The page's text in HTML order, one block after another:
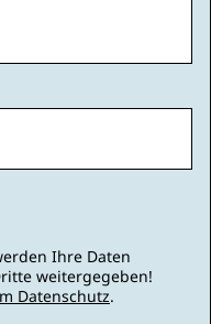
Ihre Daten
weitergegeben!
Datenschutz.